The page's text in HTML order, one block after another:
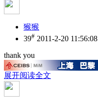
猴猴
39# 2011-2-20 11:56:08
thank you
展开阅读全文